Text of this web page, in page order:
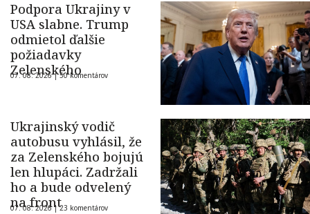
Podpora Ukrajiny v
USA slabne. Trump
odmietol ďalšie
požiadavky
Zelenského
07. 08. 2026 |50 komentárov
Ukrajinský vodič
autobusu vyhlásil, že
za Zelenského bojujú
len hlupáci. Zadržali
ho a bude odvelený
na front
07. 08. 2026 |23 komentárov